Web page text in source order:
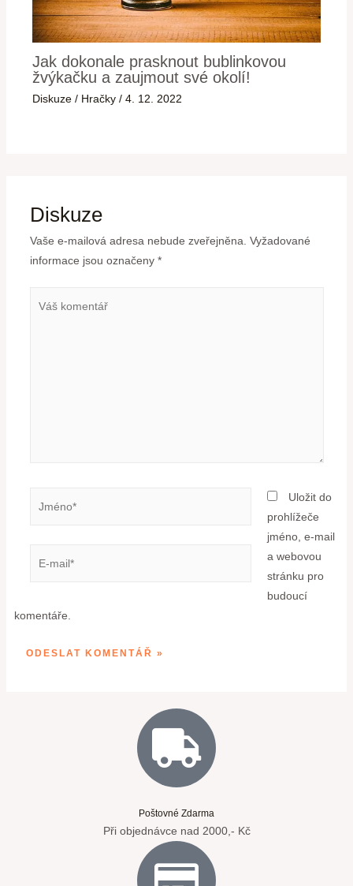
Jak dokonale prasknout bublinkovou
žvýkačku a zaujmout své okolí!
Diskuze / Hračky /4. 12. 2022
Diskuze
Vaše e-mailová adresa nebude zveřejněna. Vyžadované
informace jsou označeny *
Uložit do
prohlížeče
jméno, e-mail
a webovou
stránku pro
budoucí
komentáře.
Poštovné Zdarma
Při objednávce nad 2000,- Kč